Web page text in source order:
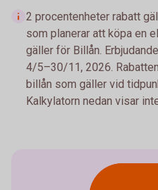
2 procentenheter rabatt
som planerar att köpa en
gäller för Billån.
4/5–30/11, 2026.
billån som gäller vid
Kalkylatorn nedan visar